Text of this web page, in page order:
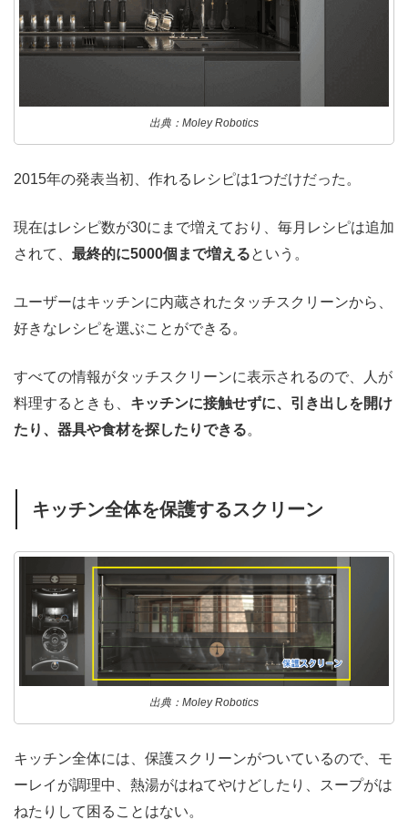
出典：Moley Robotics
2015年の発表当初、作れるレシピは1つだけだった。
現在はレシピ数が30にまで増えており、毎月レシピは追加
されて、 最終的に5000個まで増えるという。
ユーザーはキッチンに内蔵されたタッチスクリーンから、
好きなレシピを選ぶことができる。
すべての情報がタッチスクリーンに表示されるので、人が
料理するときも、 キッチンに接触せずに、引き出しを開け
たり、器具や食材を探したりできる。
キッチン全体を保護するスクリーン
出典：Moley Robotics
キッチン全体には、保護スクリーンがついているので、モ
ーレイが調理中、熱湯がはねてやけどしたり、スープがは
ねたりして困ることはない。